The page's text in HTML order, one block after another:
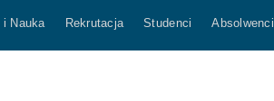
i Nauka Rekrutacja Studenci Absolwenci